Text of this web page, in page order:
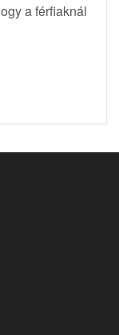
a férfiaknál